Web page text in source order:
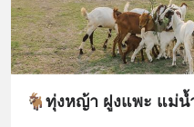
🐐ทุ่งหญ้า ฝูงแพะ แม่น้